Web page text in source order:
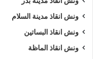
تقدم شركة الرواد خدماتها
نمتلك اوناش انقاذ سيارات
ولدينا :
ونش انقاذ مدينة السلام
ونش انقاذ البساتين
ونش انقاذ الماظة